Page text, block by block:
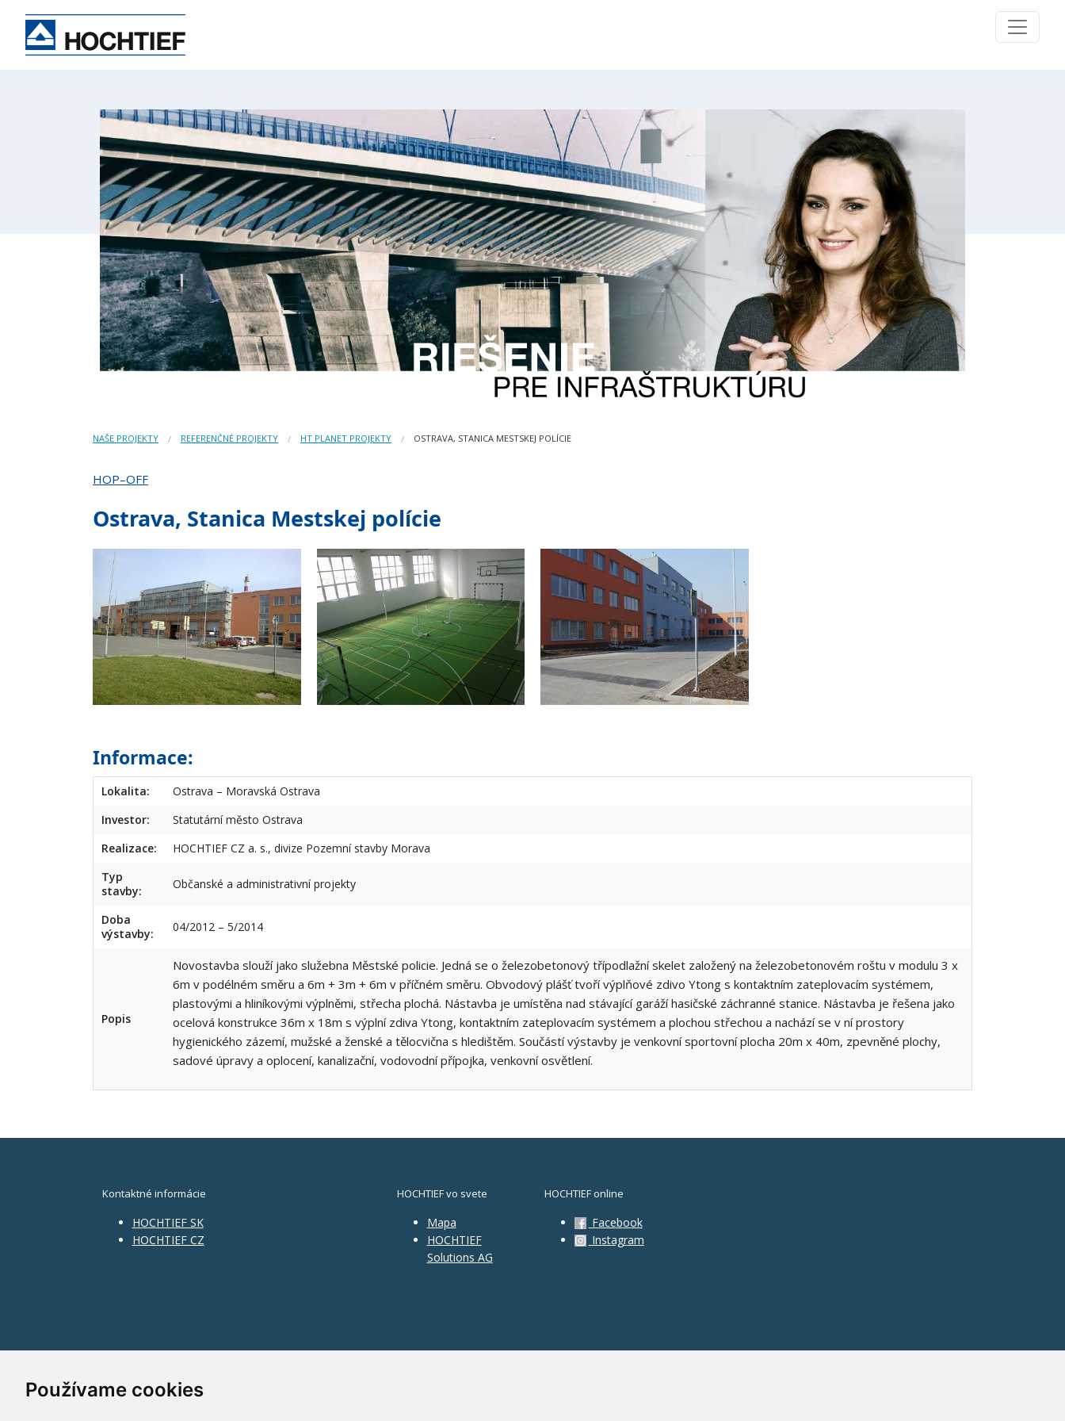
Používame cookies
NAŠE PROJEKTY REFERENČNÉ PROJEKTY HT PLANET PROJEKTY OSTRAVA, STANICA MESTSKEJ POLÍCIE
HOP–OFF
Ostrava, Stanica Mestskej polície
Informace:
Lokalita:
Ostrava – Moravská Ostrava
Investor:
Statutární město Ostrava
Realizace:
HOCHTIEF CZ a. s., divize Pozemní stavby Morava
Typ
stavby:
Občanské a administrativní projekty
Doba
výstavby:
04/2012 – 5/2014
Popis
Novostavba slouží jako služebna Městské policie. Jedná se o železobetonový třípodlažní skelet založený na železobetonovém roštu v modulu 3 x
6m v podélném směru a 6m + 3m + 6m v příčném směru. Obvodový plášť tvoří výplňové zdivo Ytong s kontaktním zateplovacím systémem,
plastovými a hliníkovými výplněmi, střecha plochá. Nástavba je umístěna nad stávající garáží hasičské záchranné stanice. Nástavba je řešena jako
ocelová konstrukce 36m x 18m s výplní zdiva Ytong, kontaktním zateplovacím systémem a plochou střechou a nachází se v ní prostory
hygienického zázemí, mužské a ženské a tělocvična s hledištěm. Součástí výstavby je venkovní sportovní plocha 20m x 40m, zpevněné plochy,
sadové úpravy a oplocení, kanalizační, vodovodní přípojka, venkovní osvětlení.
Kontaktné informácie
HOCHTIEF SK
HOCHTIEF CZ
HOCHTIEF vo svete
Mapa
HOCHTIEF
Solutions AG
HOCHTIEF online
Facebook
Instagram